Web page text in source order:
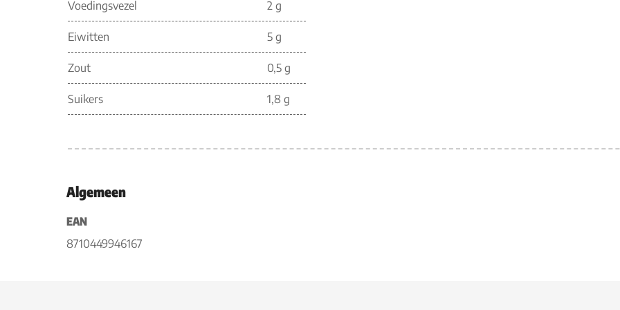
Voedingsvezel 2 g
Eiwitten 5 g
Zout 0,5 g
Suikers 1,8 g
Algemeen
EAN
8710449946167